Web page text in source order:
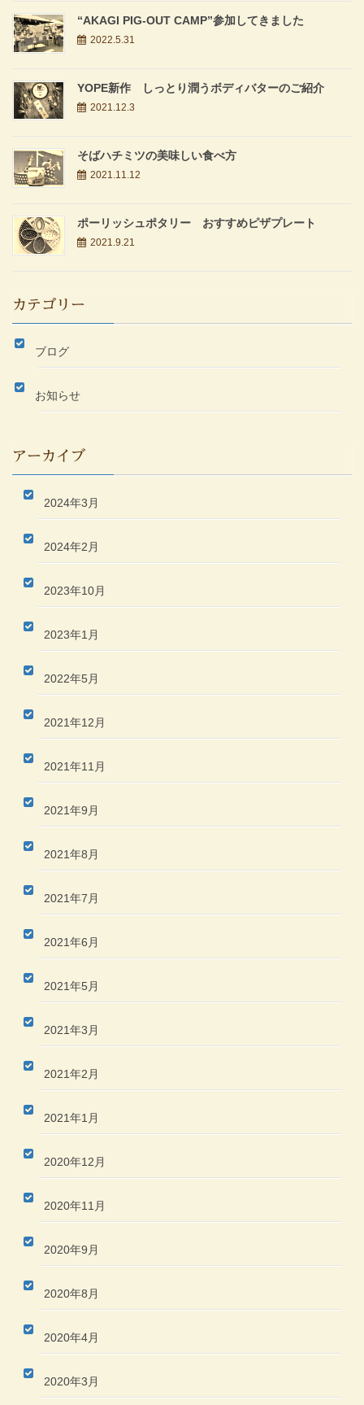
“AKAGI PIG-OUT CAMP”参加してきました
2022.5.31
YOPE新作 しっとり潤うボディバターのご紹介
2021.12.3
そばハチミツの美味しい食べ方
2021.11.12
ポーリッシュポタリー おすすめピザプレート
2021.9.21
カテゴリー
ブログ
お知らせ
アーカイブ
2024年3月
2024年2月
2023年10月
2023年1月
2022年5月
2021年12月
2021年11月
2021年9月
2021年8月
2021年7月
2021年6月
2021年5月
2021年3月
2021年2月
2021年1月
2020年12月
2020年11月
2020年9月
2020年8月
2020年4月
2020年3月